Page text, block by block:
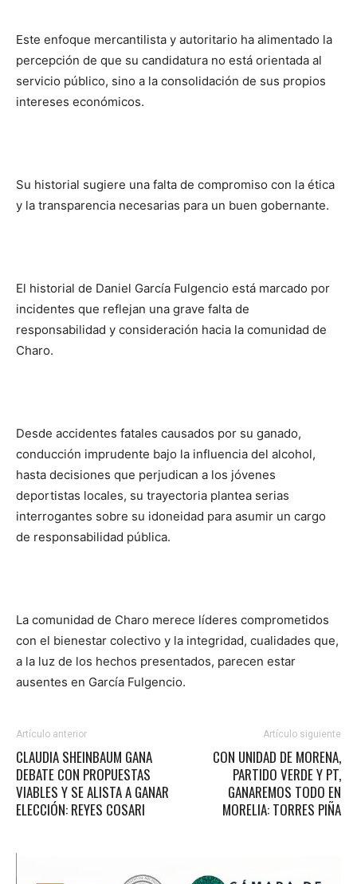
Este enfoque mercantilista y autoritario ha alimentado la
percepción de que su candidatura no está orientada al
servicio público, sino a la consolidación de sus propios
intereses económicos.
Su historial sugiere una falta de compromiso con la ética
y la transparencia necesarias para un buen gobernante.
El historial de Daniel García Fulgencio está marcado por
incidentes que reflejan una grave falta de
responsabilidad y consideración hacia la comunidad de
Charo.
Desde accidentes fatales causados por su ganado,
conducción imprudente bajo la influencia del alcohol,
hasta decisiones que perjudican a los jóvenes
deportistas locales, su trayectoria plantea serias
interrogantes sobre su idoneidad para asumir un cargo
de responsabilidad pública.
La comunidad de Charo merece líderes comprometidos
con el bienestar colectivo y la integridad, cualidades que,
a la luz de los hechos presentados, parecen estar
ausentes en García Fulgencio.
Artículo anterior
CLAUDIA SHEINBAUM GANA
DEBATE CON PROPUESTAS
VIABLES Y SE ALISTA A GANAR
ELECCIÓN: REYES COSARI
Artículo siguiente
CON UNIDAD DE MORENA,
PARTIDO VERDE Y PT,
GANAREMOS TODO EN
MORELIA: TORRES PIÑA